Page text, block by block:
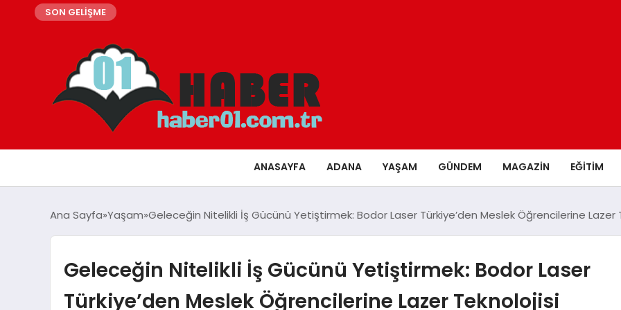
SON GELİŞME
ANASAYFA ADANA YAŞAM GÜNDEM MAGAZIN EĞITIM
Ana Sayfa Yaşam Geleceğin Nitelikli İş Gücünü Yetiştirmek: Bodor Laser Türkiye’den Meslek Öğrencilerine
Geleceğin Nitelikli İş Gücünü Yetiştirmek: Bodor Laser
Türkiye’den Meslek Öğrencilerine Lazer Teknolojisi